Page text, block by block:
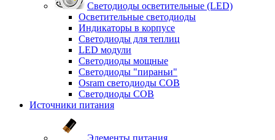
Светодиоды осветительные (LED)
Осветительные светодиоды
Индикаторы в корпусе
Светодиоды для теплиц
LED модули
Светодиоды мощные
Светодиоды "пираньи"
Osram светодиоды COB
Светодиоды COB
Источники питания
Элементы питания